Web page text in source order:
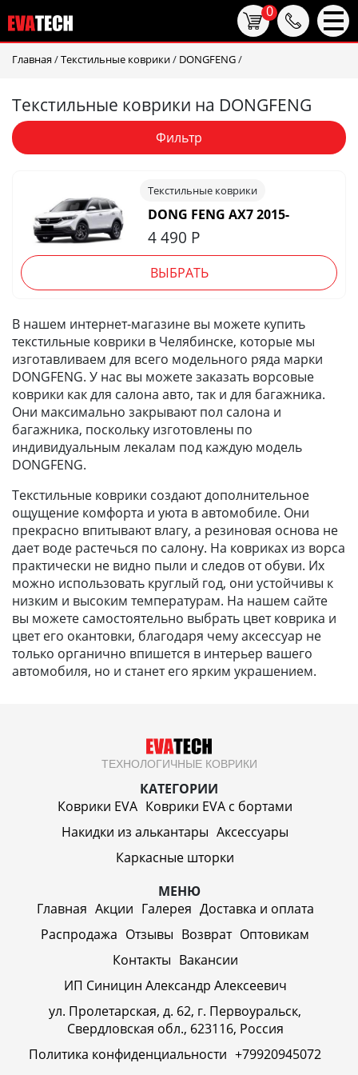
Главная /Текстильные коврики/ DONGFENG/
Текстильные коврики на DONGFENG
Фильтр
Текстильные коврики
DONG FENG AX7 2015-
4 490 Р
ВЫБРАТЬ
В нашем интернет-магазине вы можете купить
текстильные коврики в Челябинске, которые мы
изготавливаем для всего модельного ряда марки
DONGFENG. У нас вы можете заказать ворсовые
коврики как для салона авто, так и для багажника.
Они максимально закрывают пол салона и
багажника, поскольку изготовлены по
индивидуальным лекалам под каждую модель
DONGFENG.
Текстильные коврики создают дополнительное
ощущение комфорта и уюта в автомобиле. Они
прекрасно впитывают влагу, а резиновая основа не
дает воде растечься по салону. На ковриках из ворса
практически не видно пыли и следов от обуви. Их
можно использовать круглый год, они устойчивы к
низким и высоким температурам. На нашем сайте
вы можете самостоятельно выбрать цвет коврика и
цвет его окантовки, благодаря чему аксессуар не
только органично впишется в интерьер вашего
автомобиля, но и станет его ярким украшением.
ТЕХНОЛОГИЧНЫЕ КОВРИКИ
КАТЕГОРИИ
Коврики EVA Коврики EVA c бортами
Накидки из алькантары Аксессуары
Каркасные шторки
МЕНЮ
Главная Акции Галерея Доставка и оплата
Распродажа Отзывы Возврат Оптовикам
Контакты Вакансии
ИП Синицин Александр Алексеевич
ул. Пролетарская, д. 62, г. Первоуральск,
Свердловская обл., 623116, Россия
Политика конфиденциальности +79920945072
0